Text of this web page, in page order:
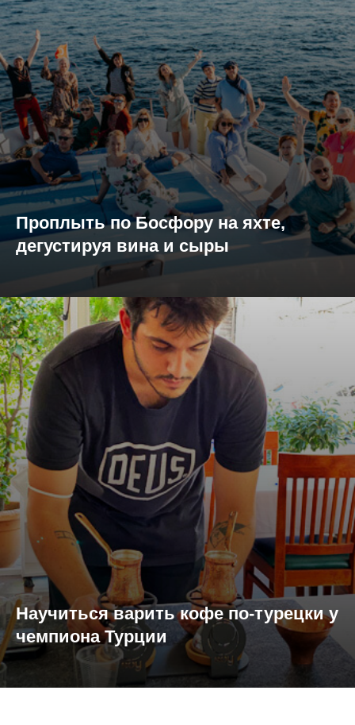
Проплыть по Босфору на яхте,
дегустируя вина и сыры
Научиться варить кофе по-турецки у
чемпиона Турции